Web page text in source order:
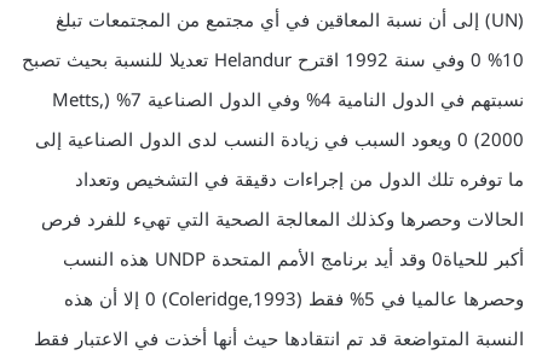
(UN) إلى أن نسبة المعاقين في أي مجتمع من المجتمعات تبلغ
10% 0 وفي سنة 1992 اقترح Helandur تعديلا للنسبة بحيث تصبح
نسبتهم في الدول النامية 4% وفي الدول الصناعية 7% (Metts,
2000) 0 ويعود السبب في زيادة النسب لدى الدول الصناعية إلى
ما توفره تلك الدول من إجراءات دقيقة في التشخيص وتعداد
الحالات وحصرها وكذلك المعالجة الصحية التي تهيء للفرد فرص
أكبر للحياة0 وقد أيد برنامج الأمم المتحدة UNDP هذه النسب
وحصرها عالميا في 5% فقط (Coleridge,1993) 0 إلا أن هذه
النسبة المتواضعة قد تم انتقادها حيث أنها أخذت في الاعتبار فقط